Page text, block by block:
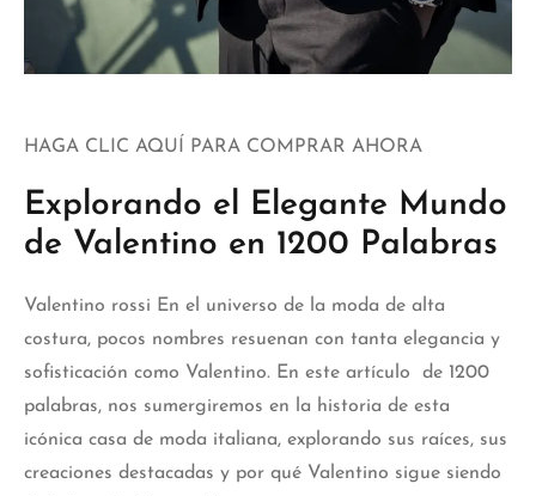
HAGA CLIC AQUÍ PARA COMPRAR AHORA
Explorando el Elegante Mundo
de Valentino en 1200 Palabras
Valentino rossi En el universo de la moda de alta
costura, pocos nombres resuenan con tanta elegancia y
sofisticación como Valentino. En este artículo de 1200
palabras, nos sumergiremos en la historia de esta
icónica casa de moda italiana, explorando sus raíces, sus
creaciones destacadas y por qué Valentino sigue siendo